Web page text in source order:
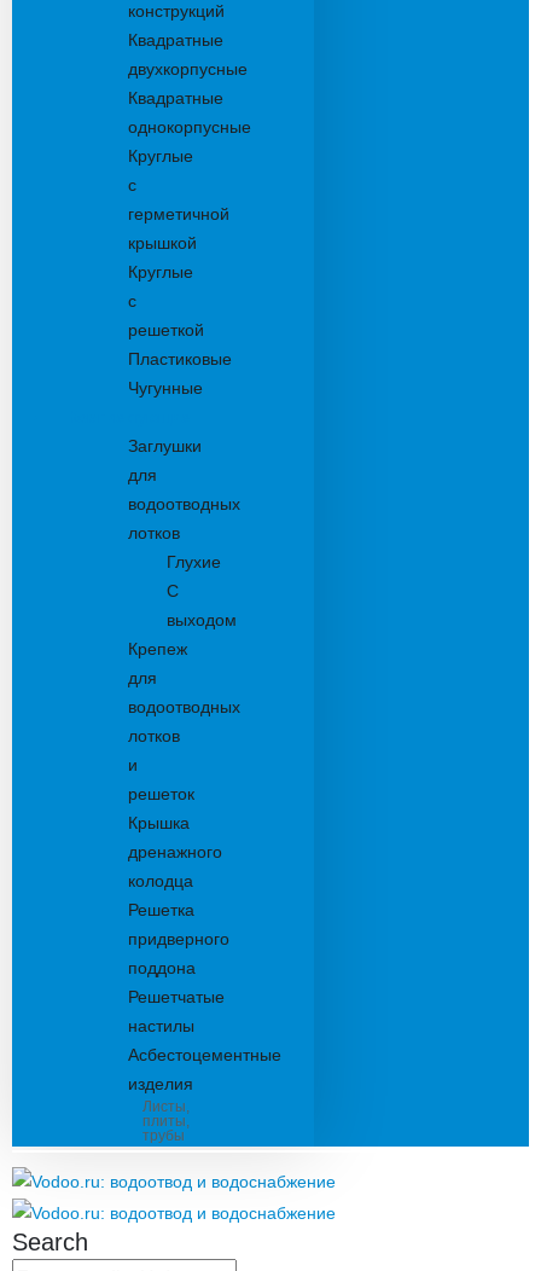
конструкций
Квадратные
двухкорпусные
Квадратные
однокорпусные
Круглые
с
герметичной
крышкой
Круглые
с
решеткой
Пластиковые
Чугунные
Заглушки
для
водоотводных
лотков
Глухие
С
выходом
Крепеж
для
водоотводных
лотков
и
решеток
Крышка
дренажного
колодца
Решетка
придверного
поддона
Решетчатые
настилы
Асбестоцементные
изделия
Листы,
плиты,
трубы
Search